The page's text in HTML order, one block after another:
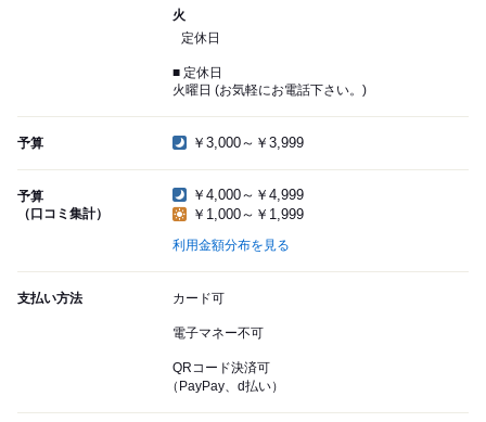
火
定休日
■ 定休日
火曜日 (お気軽にお電話下さい。)
予算 ￥3,000～￥3,999
予算
（口コミ集計）
￥4,000～￥4,999
￥1,000～￥1,999
利用金額分布を見る
支払い方法 カード可
電子マネー不可
QRコード決済可
（PayPay、d払い）